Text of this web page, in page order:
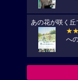
あの花が咲く丘
へ